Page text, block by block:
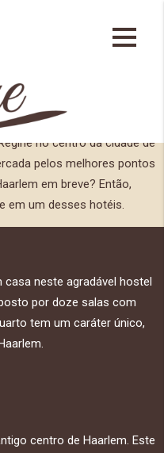
no centro da cidade de
pelos melhores pontos
em breve? Então,
em um desses hotéis.
neste agradável hostel
por doze salas com
tem um caráter único,
centro de Haarlem. Este